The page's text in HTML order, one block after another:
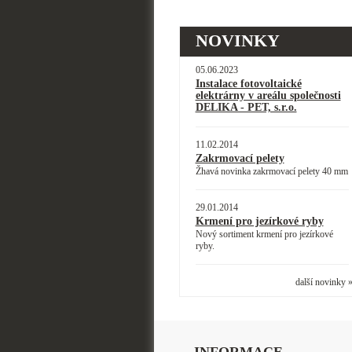
NOVINKY
05.06.2023
Instalace fotovoltaické
elektrárny v areálu společnosti
DELIKA - PET, s.r.o.
11.02.2014
Zakrmovací pelety
Žhavá novinka zakrmovací pelety 40 mm
29.01.2014
Krmení pro jezírkové ryby
Nový sortiment krmení pro jezírkové
ryby.
další novinky »